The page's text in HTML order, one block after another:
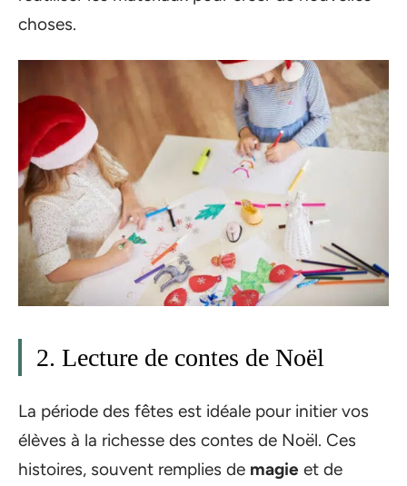
choses.
2. Lecture de contes de Noël
La période des fêtes est idéale pour initier vos
élèves à la richesse des contes de Noël. Ces
histoires, souvent remplies de magie et de